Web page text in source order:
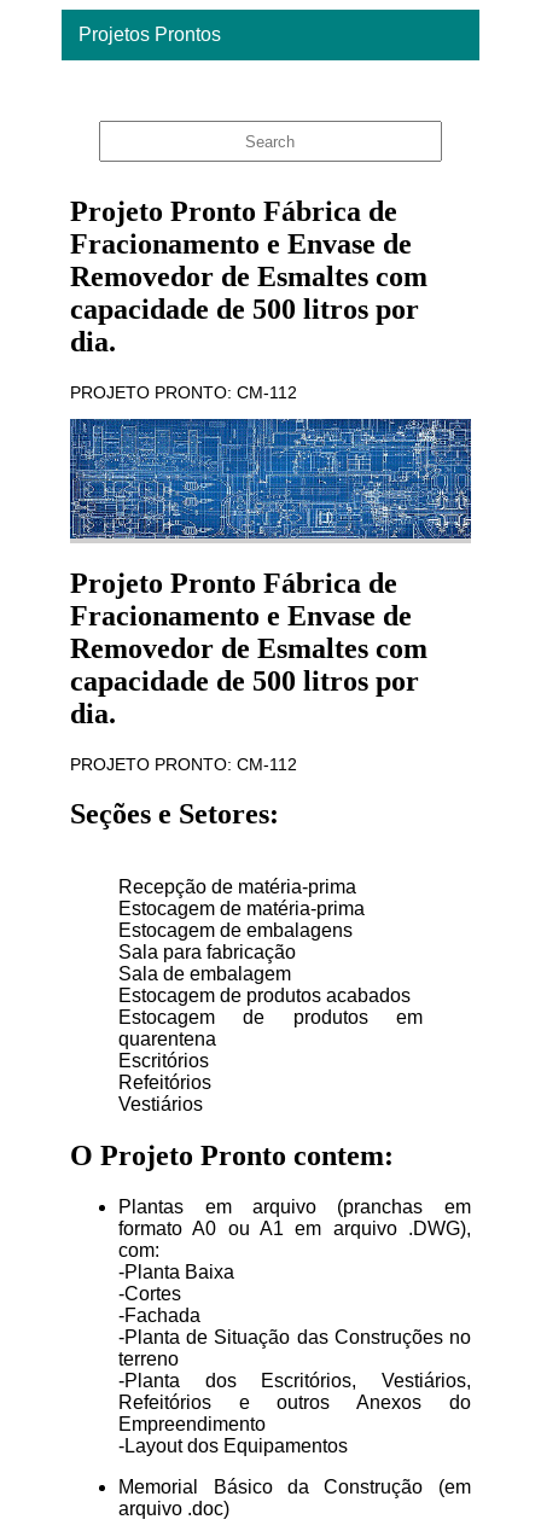
Projetos Prontos
Projeto Pronto Fábrica de
Fracionamento e Envase de
Removedor de Esmaltes com
capacidade de 500 litros por
dia.
PROJETO PRONTO: CM-112
Projeto Pronto Fábrica de
Fracionamento e Envase de
Removedor de Esmaltes com
capacidade de 500 litros por
dia.
PROJETO PRONTO: CM-112
Seções e Setores:
Recepção de matéria-prima
Estocagem de matéria-prima
Estocagem de embalagens
Sala para fabricação
Sala de embalagem
Estocagem de produtos acabados
Estocagem de produtos em
quarentena
Escritórios
Refeitórios
Vestiários
O Projeto Pronto contem:
Plantas em arquivo (pranchas em
formato A0 ou A1 em arquivo .DWG),
com:
-Planta Baixa
-Cortes
-Fachada
-Planta de Situação das Construções no
terreno
-Planta dos Escritórios, Vestiários,
Refeitórios e outros Anexos do
Empreendimento
-Layout dos Equipamentos
Memorial Básico da Construção (em
arquivo .doc)